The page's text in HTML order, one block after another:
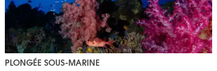
PLONGÉE SOUS-MARINE